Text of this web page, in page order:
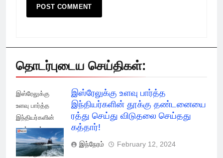
தொடர்புடைய செய்திகள்:
இஸ்ரேலுக்கு
உளவு பார்த்த
இந்தியர்களின்
தூக்கு ரத்து
செய்து விடுதலை
செய்தது கத்தார்!
இஸ்ரேலுக்கு உளவு பார்த்த
இந்தியர்களின் தூக்கு தண்டனையை
ரத்து செய்து விடுதலை செய்தது
கத்தார்!
இந்நேரம் February 12, 2024